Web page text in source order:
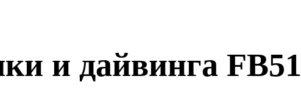
и дайвинга FB51